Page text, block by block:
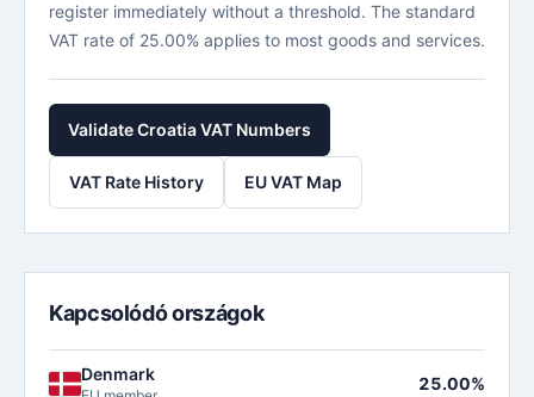
register immediately without a threshold. The standard
VAT rate of 25.00% applies to most goods and services.
Validate Croatia VAT Numbers
VAT Rate History EU VAT Map
Kapcsolódó országok
Denmark 25.00%